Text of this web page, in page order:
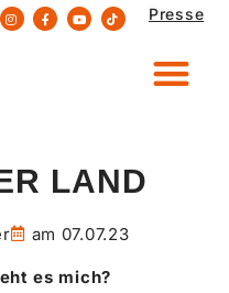
Presse
LAND
am 07.07.23
es mich?